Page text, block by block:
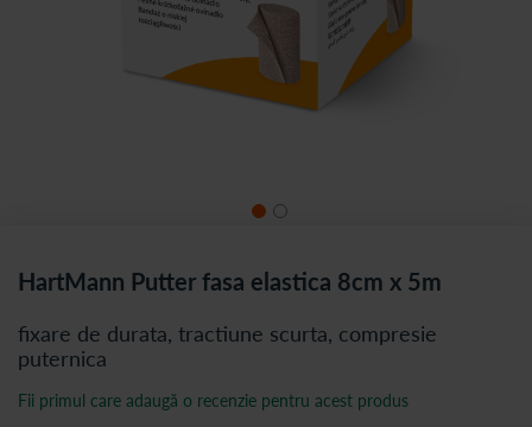
HartMann Putter fasa elastica 8cm x 5m
fixare de durata, tractiune scurta, compresie
puternica
Fii primul care adaugă o recenzie pentru acest produs